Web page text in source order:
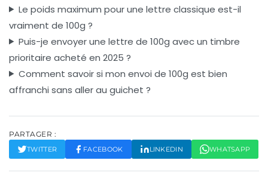
Le poids maximum pour une lettre classique est-il
vraiment de 100g ?
Puis-je envoyer une lettre de 100g avec un timbre
prioritaire acheté en 2025 ?
Comment savoir si mon envoi de 100g est bien
affranchi sans aller au guichet ?
PARTAGER :
TWITTER FACEBOOK LINKEDIN WHATSAPP